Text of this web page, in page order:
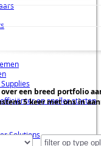
en sneller starten
Solutions
een breed portfolio
5 keer met ons in